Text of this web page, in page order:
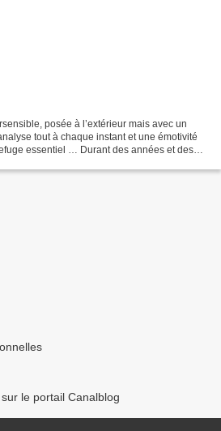
posée à l’extérieur mais avec un
tout à chaque instant et une émotivité
essentiel … Durant des années et des
le portail Canalblog